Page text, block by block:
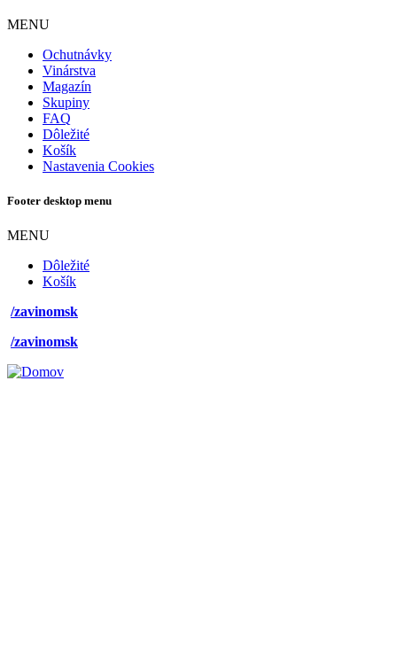
MENU
Ochutnávky
Vinárstva
Magazín
Skupiny
FAQ
Dôležité
Košík
Nastavenia Cookies
Footer desktop menu
MENU
Dôležité
Košík
/zavinomsk
/zavinomsk